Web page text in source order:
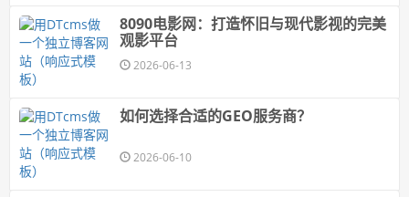
8090电影网：打造怀旧与现代影视的完美
观影平台
2026-06-13
如何选择合适的GEO服务商？
2026-06-10